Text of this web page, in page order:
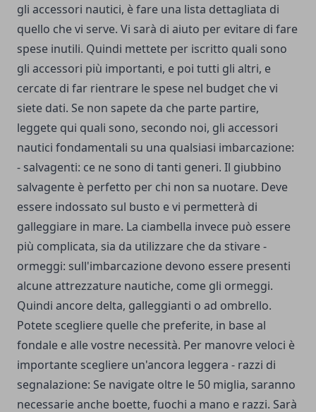
gli accessori nautici, è fare una lista dettagliata di
quello che vi serve. Vi sarà di aiuto per evitare di fare
spese inutili. Quindi mettete per iscritto quali sono
gli accessori più importanti, e poi tutti gli altri, e
cercate di far rientrare le spese nel budget che vi
siete dati. Se non sapete da che parte partire,
leggete qui quali sono, secondo noi, gli accessori
nautici fondamentali su una qualsiasi imbarcazione:
- salvagenti: ce ne sono di tanti generi. Il giubbino
salvagente è perfetto per chi non sa nuotare. Deve
essere indossato sul busto e vi permetterà di
galleggiare in mare. La ciambella invece può essere
più complicata, sia da utilizzare che da stivare -
ormeggi: sull'imbarcazione devono essere presenti
alcune attrezzature nautiche, come gli ormeggi.
Quindi ancore delta, galleggianti o ad ombrello.
Potete scegliere quelle che preferite, in base al
fondale e alle vostre necessità. Per manovre veloci è
importante scegliere un'ancora leggera - razzi di
segnalazione: Se navigate oltre le 50 miglia, saranno
necessarie anche boette, fuochi a mano e razzi. Sarà